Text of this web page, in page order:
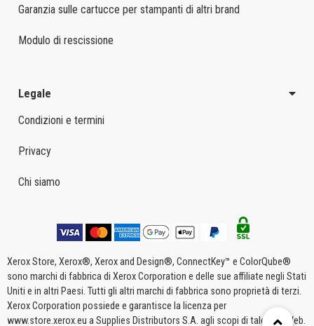
Garanzia sulle cartucce per stampanti di altri brand
Modulo di rescissione
Legale
Condizioni e termini
Privacy
Chi siamo
Xerox Store, Xerox®, Xerox and Design®, ConnectKey™ e ColorQube®
sono marchi di fabbrica di Xerox Corporation e delle sue affiliate negli Stati
Uniti e in altri Paesi. Tutti gli altri marchi di fabbrica sono proprietà di terzi.
Xerox Corporation possiede e garantisce la licenza per
www.store.xerox.eu a Supplies Distributors S.A. agli scopi di tale sito Web.